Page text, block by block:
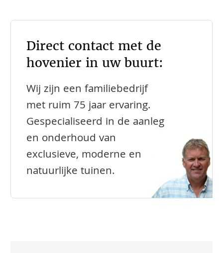
Direct contact met de
hovenier in uw buurt:
Wij zijn een familiebedrijf
met ruim 75 jaar ervaring.
Gespecialiseerd in de aanleg
en onderhoud van
exclusieve, moderne en
natuurlijke tuinen.